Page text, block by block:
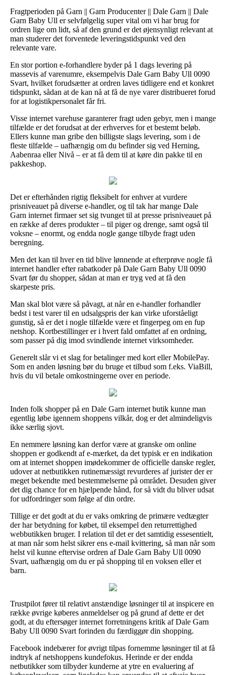
Fragtperioden på Garn || Garn Producenter || Dale Garn || Dale
Garn Baby Ull er selvfølgelig super vital om vi har brug for
ordren lige om lidt, så af den grund er det øjensynligt relevant at
man studerer det forventede leveringstidspunkt ved den
relevante vare.
En stor portion e-forhandlere byder på 1 dags levering på
massevis af varenumre, eksempelvis Dale Garn Baby Ull 0090
Svart, hvilket forudsætter at ordren laves tidligere end et konkret
tidspunkt, sådan at de kan nå at få de nye varer distribueret forud
for at logistikpersonalet får fri.
Visse internet varehuse garanterer fragt uden gebyr, men i mange
tilfælde er det forudsat at der erhverves for et bestemt beløb.
Ellers kunne man gribe den billigste slags levering, som i de
fleste tilfælde – uafhængig om du befinder sig ved Herning,
Aabenraa eller Nivå – er at få dem til at køre din pakke til en
pakkeshop.
Det er efterhånden rigtig fleksibelt for enhver at vurdere
prisniveauet på diverse e-handler, og til tak har mange Dale
Garn internet firmaer set sig tvunget til at presse prisniveauet på
en række af deres produkter – til piger og drenge, samt også til
voksne – enormt, og endda nogle gange tilbyde fragt uden
beregning.
Men det kan til hver en tid blive lønnende at efterprøve nogle få
internet handler efter rabatkoder på Dale Garn Baby Ull 0090
Svart før du shopper, sådan at man er tryg ved at få den
skarpeste pris.
Man skal blot være så påvagt, at når en e-handler forhandler
bedst i test varer til en udsalgspris der kan virke uforståeligt
gunstig, så er det i nogle tilfælde være et fingerpeg om en fup
netshop. Kortbestillinger er i hvert fald omfattet af en ordning,
som passer på dig imod svindlende internet virksomheder.
Generelt slår vi et slag for betalinger med kort eller MobilePay.
Som en anden løsning bør du bruge et tilbud som f.eks. ViaBill,
hvis du vil betale omkostningerne over en periode.
Inden folk shopper på en Dale Garn internet butik kunne man
egentlig løbe igennem shoppens vilkår, dog er det almindeligvis
ikke særlig sjovt.
En nemmere løsning kan derfor være at granske om online
shoppen er godkendt af e-mærket, da det typisk er en indikation
om at internet shoppen imødekommer de officielle danske regler,
udover at netbutikken rutinemæssigt revurderes af jurister der er
meget bekendte med bestemmelserne på området. Desuden giver
det dig chance for en hjælpende hånd, for så vidt du bliver udsat
for udfordringer som følge af din ordre.
Tillige er det godt at du er vaks omkring de primære vedtægter
der har betydning for købet, til eksempel den returrettighed
webbutikken bruger. I relation til det er det samtidig essesentielt,
at man når som helst sikrer ens e-mail kvittering, så man når som
helst vil kunne eftervise ordren af Dale Garn Baby Ull 0090
Svart, uafhængig om du er på shopping til en voksen eller et
barn.
Trustpilot fører til relativt anstændige løsninger til at inspicere en
række øvrige køberes anmeldelser og på grund af dette er det
godt, at du eftersøger internet forretningens kritik af Dale Garn
Baby Ull 0090 Svart forinden du færdiggør din shopping.
Facebook indebærer for øvrigt tilpas fornemme løsninger til at få
indtryk af netshoppens kundefokus. Herinde er der endda
netbutikker som tilbyder kunderne at ytre en evaluering af